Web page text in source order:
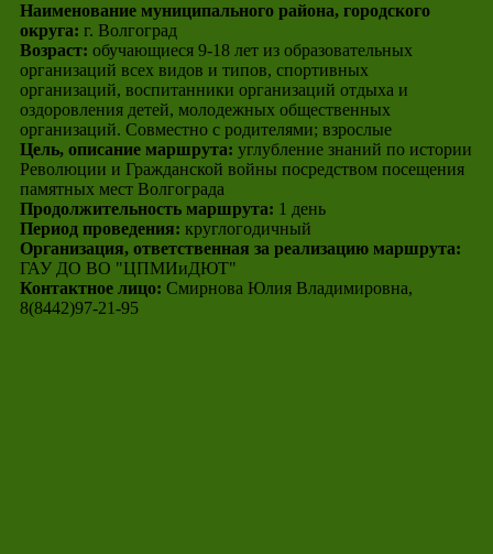
Наименование муниципального района, городского
округа: г. Волгоград
Возраст: обучающиеся 9-18 лет из образовательных
организаций всех видов и типов, спортивных
организаций, воспитанники организаций отдыха и
оздоровления детей, молодежных общественных
организаций. Совместно с родителями; взрослые
Цель, описание маршрута: углубление знаний по истории
Революции и Гражданской войны посредством посещения
памятных мест Волгограда
Продолжительность маршрута: 1 день
Период проведения: круглогодичный
Организация, ответственная за реализацию маршрута:
ГАУ ДО ВО "ЦПМИиДЮТ"
Контактное лицо: Смирнова Юлия Владимировна,
8(8442)97-21-95